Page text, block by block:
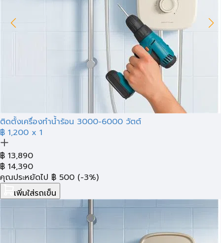
ติดตั้งเครื่องทำน้ำร้อน 3000-6000 วัตต์
฿ 1,200 x 1
฿ 13,890
฿ 14,390
คุณประหยัดไป ฿ 500 (-3%)
เพิ่มใส่รถเข็น